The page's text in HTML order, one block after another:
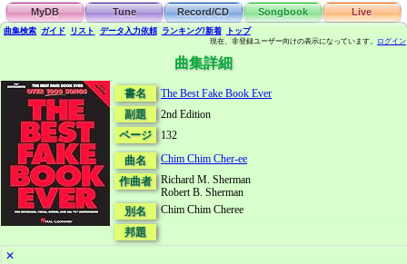
MyDB Tune Record/CD Songbook Live
曲集検索 ガイド リスト データ 入力依頼 ランキング/新着 トップ
現在、非登録ユーザー向けの表示になっています。 ログイン
曲集詳細
書名
The Best Fake Book Ever
副題
2nd Edition
ページ
132
曲名
Chim Chim Cher-ee
作曲者
Richard M. Sherman
Robert B. Sherman
別名
Chim Chim Cheree
邦題
✕